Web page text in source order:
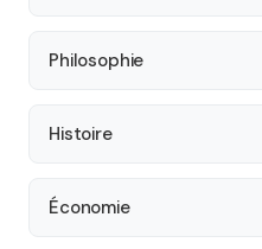
Philosophie
Histoire
Économie